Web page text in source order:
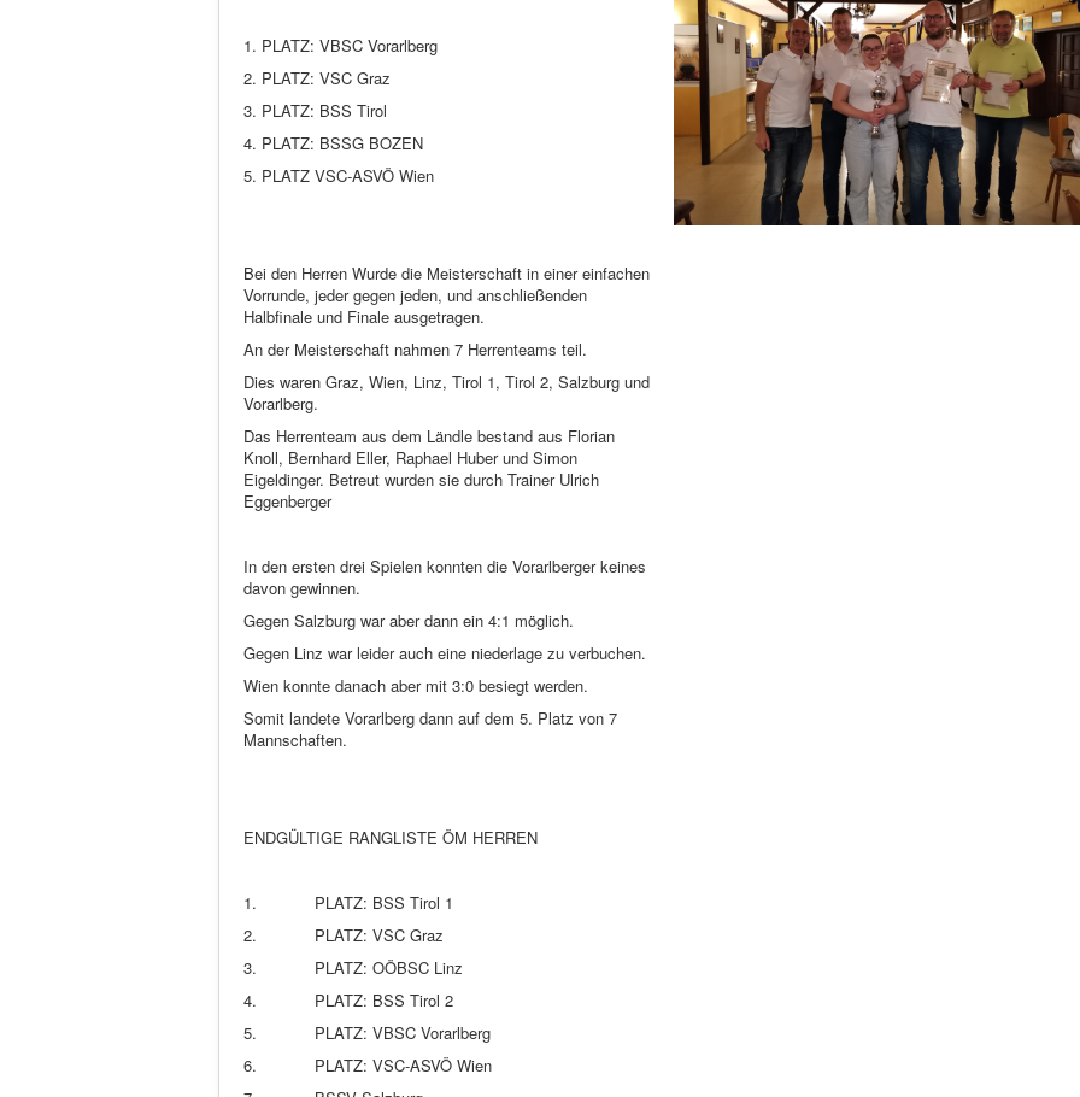
1. PLATZ: VBSC Vorarlberg
2. PLATZ: VSC Graz
3. PLATZ: BSS Tirol
4. PLATZ: BSSG BOZEN
5. PLATZ VSC-ASVÖ Wien
Bei den Herren Wurde die Meisterschaft in einer einfachen
Vorrunde, jeder gegen jeden, und anschließenden
Halbfinale und Finale ausgetragen.
An der Meisterschaft nahmen 7 Herrenteams teil.
Dies waren Graz, Wien, Linz, Tirol 1, Tirol 2, Salzburg und
Vorarlberg.
Das Herrenteam aus dem Ländle bestand aus Florian
Knoll, Bernhard Eller, Raphael Huber und Simon
Eigeldinger. Betreut wurden sie durch Trainer Ulrich
Eggenberger
In den ersten drei Spielen konnten die Vorarlberger keines
davon gewinnen.
Gegen Salzburg war aber dann ein 4:1 möglich.
Gegen Linz war leider auch eine niederlage zu verbuchen.
Wien konnte danach aber mit 3:0 besiegt werden.
Somit landete Vorarlberg dann auf dem 5. Platz von 7
Mannschaften.
ENDGÜLTIGE RANGLISTE ÖM HERREN
1.
PLATZ: BSS Tirol 1
2.
PLATZ: VSC Graz
3.
PLATZ: OÖBSC Linz
4.
PLATZ: BSS Tirol 2
5.
PLATZ: VBSC Vorarlberg
6.
PLATZ: VSC-ASVÖ Wien